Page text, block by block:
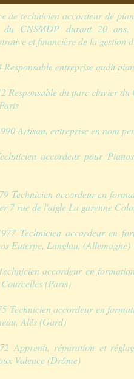
de technicien accordeur de
CNSMDP durant 20 ans,
et financière de la gestion
entreprise audit
Responsable du parc clavier
Artisan, entreprise en nom
accordeur pour
Technicien accordeur en
7 rue de l'aigle La garenne
Technicien accordeur en
Euterpe, Langlau, (Allemagne)
accordeur en
(Paris)
Technicien accordeur en
Alès (Gard)
Apprenti, réparation et
Valence (Drôme)